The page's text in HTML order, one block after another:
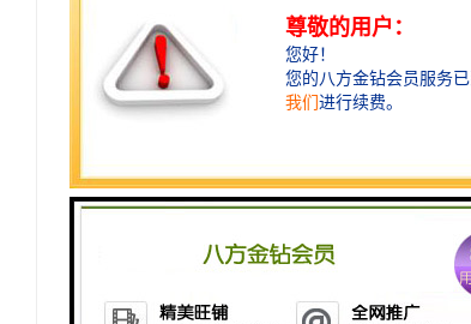
波光喷泉：水与光的诗意对话
波光喷泉与传统喷泉较大的不同，在于它强调
在水面上形成流动的光影图案。水波荡漾间，